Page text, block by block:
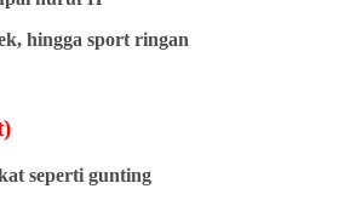
hingga sport ringan
seperti gunting